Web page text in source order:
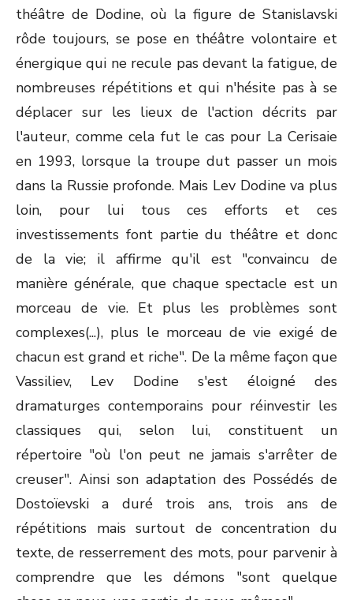
théâtre de Dodine, où la figure de Stanislavski
rôde toujours, se pose en théâtre volontaire et
énergique qui ne recule pas devant la fatigue, de
nombreuses répétitions et qui n'hésite pas à se
déplacer sur les lieux de l'action décrits par
l'auteur, comme cela fut le cas pour La Cerisaie
en 1993, lorsque la troupe dut passer un mois
dans la Russie profonde. Mais Lev Dodine va plus
loin, pour lui tous ces efforts et ces
investissements font partie du théâtre et donc
de la vie; il affirme qu'il est "convaincu de
manière générale, que chaque spectacle est un
morceau de vie. Et plus les problèmes sont
complexes(...), plus le morceau de vie exigé de
chacun est grand et riche". De la même façon que
Vassiliev, Lev Dodine s'est éloigné des
dramaturges contemporains pour réinvestir les
classiques qui, selon lui, constituent un
répertoire "où l'on peut ne jamais s'arrêter de
creuser". Ainsi son adaptation des Possédés de
Dostoïevski a duré trois ans, trois ans de
répétitions mais surtout de concentration du
texte, de resserrement des mots, pour parvenir à
comprendre que les démons "sont quelque